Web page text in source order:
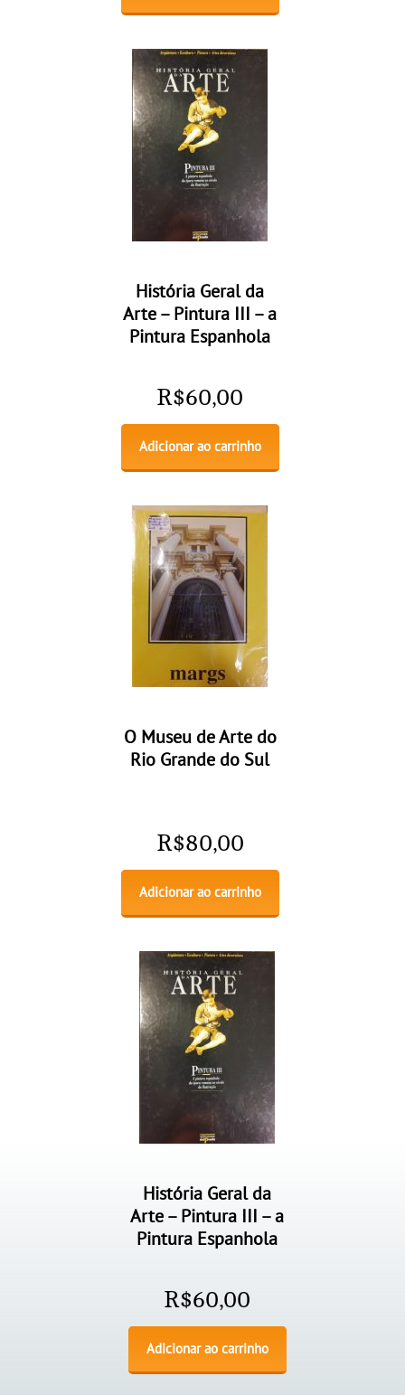
História Geral da
Arte – Pintura III – a
Pintura Espanhola
R$60,00
Adicionar ao carrinho
O Museu de Arte do
Rio Grande do Sul
R$80,00
Adicionar ao carrinho
História Geral da
Arte – Pintura III – a
Pintura Espanhola
R$60,00
Adicionar ao carrinho